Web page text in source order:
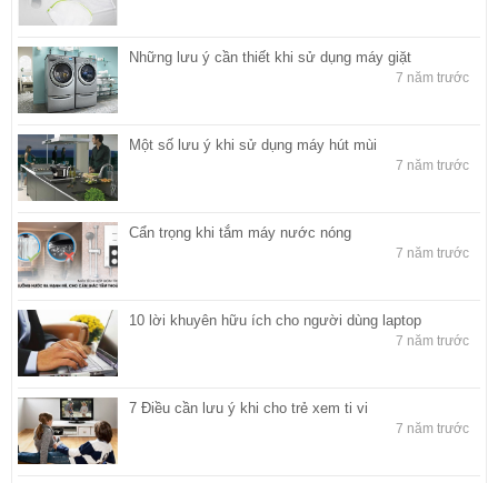
Những lưu ý cần thiết khi sử dụng máy giặt
7 năm trước
Một số lưu ý khi sử dụng máy hút mùi
7 năm trước
Cẩn trọng khi tắm máy nước nóng
7 năm trước
10 lời khuyên hữu ích cho người dùng laptop
7 năm trước
7 Điều cần lưu ý khi cho trẻ xem ti vi
7 năm trước